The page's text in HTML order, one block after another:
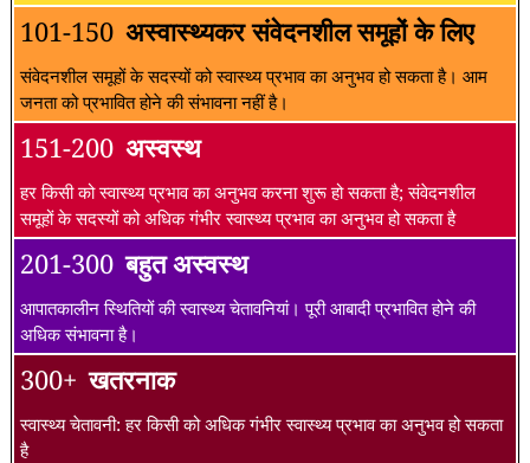
101-150 अस्वास्थ्यकर संवेदनशील समूहों के लिए
संवेदनशील समूहों के सदस्यों को स्वास्थ्य प्रभाव का अनुभव हो सकता है। आम
जनता को प्रभावित होने की संभावना नहीं है।
151-200 अस्वस्थ
हर किसी को स्वास्थ्य प्रभाव का अनुभव करना शुरू हो सकता है; संवेदनशील
समूहों के सदस्यों को अधिक गंभीर स्वास्थ्य प्रभाव का अनुभव हो सकता है
201-300 बहुत अस्वस्थ
आपातकालीन स्थितियों की स्वास्थ्य चेतावनियां। पूरी आबादी प्रभावित होने की
अधिक संभावना है।
300+ खतरनाक
स्वास्थ्य चेतावनी: हर किसी को अधिक गंभीर स्वास्थ्य प्रभाव का अनुभव हो सकता
है